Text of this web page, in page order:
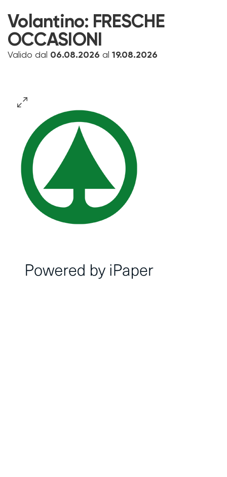
Volantino: FRESCHE
OCCASIONI
Valido dal 06.08.2026 al 19.08.2026